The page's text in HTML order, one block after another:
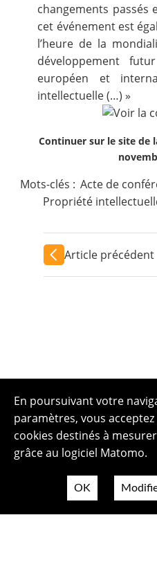
changements passés
cet événement est
l’heure de la
développement
européen et
intellectuelle (…) »
Continuer sur le site de
Mots-clés : Acte de
Propriété
Article précédent
En poursuivant votre
paramètres, vous
cookies destinés à
grâce au logiciel Matomo.
OK